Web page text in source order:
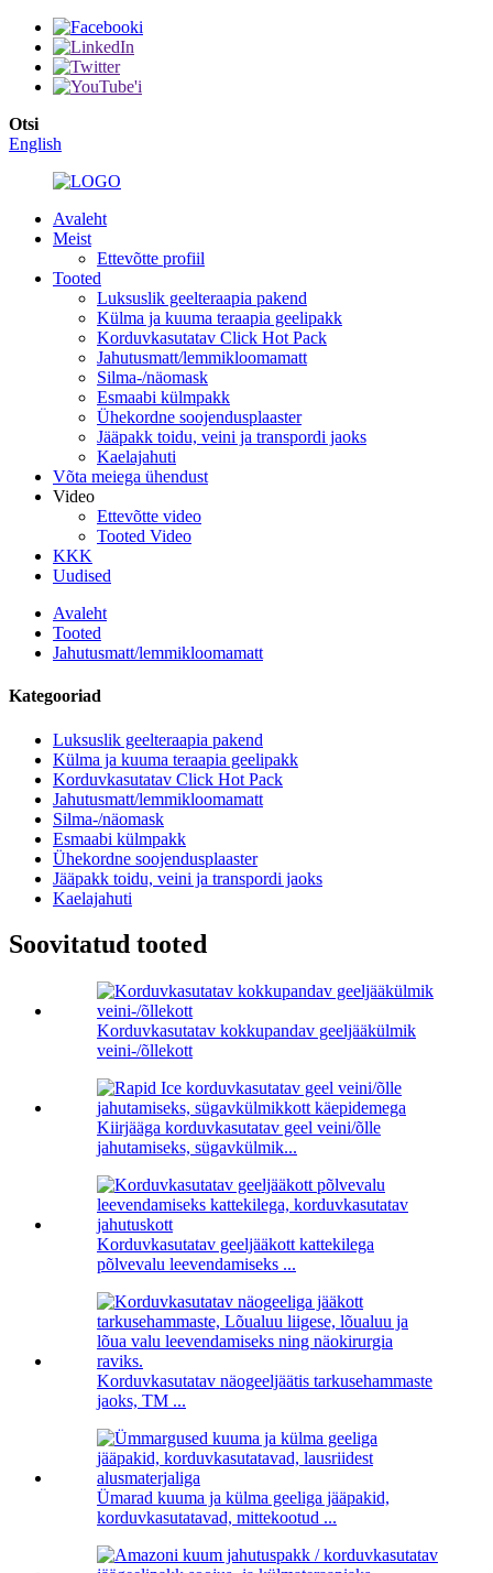
Otsi
English
Avaleht
Meist
Ettevõtte profiil
Tooted
Luksuslik geelteraapia pakend
Külma ja kuuma teraapia geelipakk
Korduvkasutatav Click Hot Pack
Jahutusmatt/lemmikloomamatt
Silma-/näomask
Esmaabi külmpakk
Ühekordne soojendusplaaster
Jääpakk toidu, veini ja transpordi jaoks
Kaelajahuti
Võta meiega ühendust
Video
Ettevõtte video
Tooted Video
KKK
Uudised
Avaleht
Tooted
Jahutusmatt/lemmikloomamatt
Kategooriad
Luksuslik geelteraapia pakend
Külma ja kuuma teraapia geelipakk
Korduvkasutatav Click Hot Pack
Jahutusmatt/lemmikloomamatt
Silma-/näomask
Esmaabi külmpakk
Ühekordne soojendusplaaster
Jääpakk toidu, veini ja transpordi jaoks
Kaelajahuti
Soovitatud tooted
Korduvkasutatav kokkupandav geeljääkülmik
veini-/õllekott
Kiirjääga korduvkasutatav geel veini/õlle
jahutamiseks, sügavkülmik...
Korduvkasutatav geeljääkott kattekilega
põlvevalu leevendamiseks ...
Korduvkasutatav näogeeljäätis tarkusehammaste
jaoks, TM ...
Ümarad kuuma ja külma geeliga jääpakid,
korduvkasutatavad, mittekootud ...